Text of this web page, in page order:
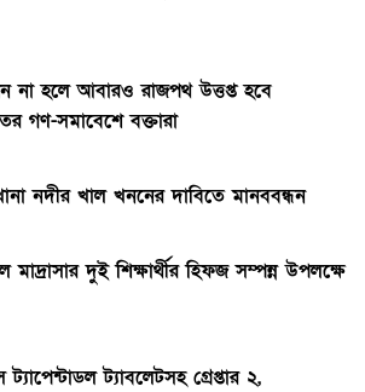
না হলে আবারও রাজপথ উত্তপ্ত হবে
গণ-সমাবেশে বক্তারা
নদীর খাল খননের দাবিতে মানববন্ধন
দুই শিক্ষার্থীর হিফজ সম্পন্ন উপলক্ষে
ট্যাবলেটসহ গ্রেপ্তার ২,